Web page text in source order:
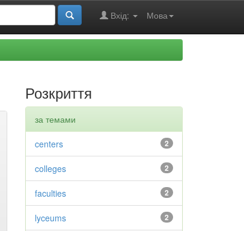
Мова
Вхід:
Розкриття
за темами
2
centers
2
colleges
2
faculties
2
lyceums